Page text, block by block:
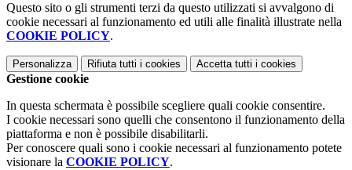
Questo sito o gli strumenti terzi da questo utilizzati si avvalgono di
cookie necessari al funzionamento ed utili alle finalità illustrate nella
COOKIE POLICY.
Personalizza Rifiuta tutti i cookies Accetta tutti i cookies
Gestione cookie
In questa schermata è possibile scegliere quali cookie consentire.
I cookie necessari sono quelli che consentono il funzionamento della
piattaforma e non è possibile disabilitarli.
Per conoscere quali sono i cookie necessari al funzionamento potete
visionare la COOKIE POLICY.